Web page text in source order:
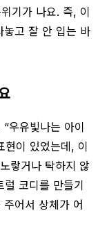
기가 나요. 즉, 이
놓고 잘 안 입는 바
우유빛나는 아이
현이 있었는데, 이
랗거나 탁하지 않
코디를 만들기
어서 상체가 어